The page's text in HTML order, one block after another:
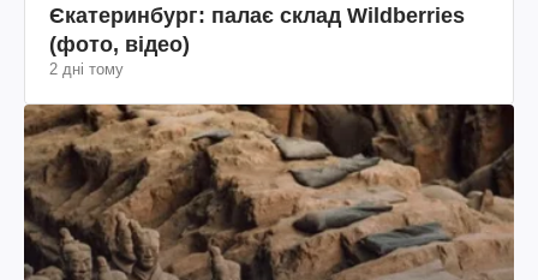
Єкатеринбург: палає склад Wildberries
(фото, відео)
2 дні тому